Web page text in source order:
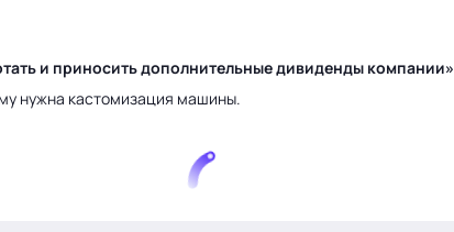
и приносить дополнительные дивиденды компании»
нужна кастомизация машины.